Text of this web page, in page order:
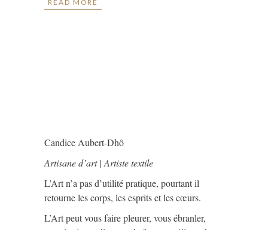
READ MORE
Candice Aubert-Dhô
Artisane d’art | Artiste textile
L’Art n’a pas d’utilité pratique, pourtant il
retourne les corps, les esprits et les cœurs.
L’Art peut vous faire pleurer, vous ébranler,